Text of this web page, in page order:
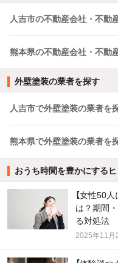
人吉市の不動産会社・不動
熊本県の不動産会社・不動
外壁塗装の業者を探す
人吉市で外壁塗装の業者を
熊本県で外壁塗装の業者を
おうち時間を豊かにするヒ
【女性50
は？期間
る対処法
2025年11月